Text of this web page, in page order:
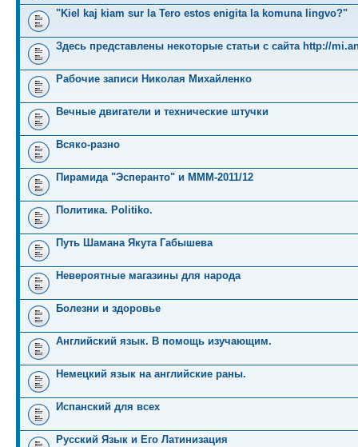
"Kiel kaj kiam sur la Tero estos enigita la komuna lingvo?"
Здесь представлены некоторые статьи с сайта http://
Рабочие записи Николая Михайленко
Вечные двигатели и технические штучки
Всяко-разно
Пирамида "Эсперанто" и MMM-2011/12
Политика. Politiko.
Путь Шамана Якута Габышева
Невероятные магазины для народа
Болезни и здоровье
Английский язык. В помощь изучающим.
Немецкий язык на английские раны.
Испанский для всех
Русский Язык и Его Латинизация